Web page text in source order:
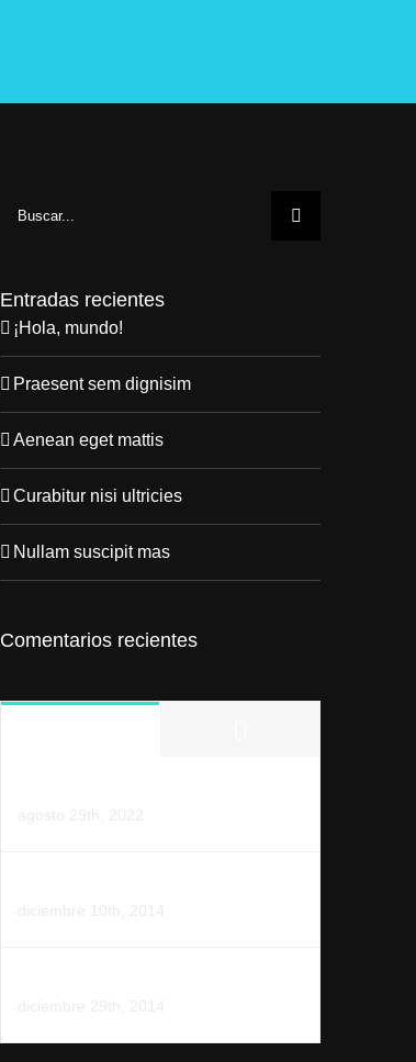
Buscar:
Entradas recientes
¡Hola, mundo!
Praesent sem dignisim
Aenean eget mattis
Curabitur nisi ultricies
Nullam suscipit mas
Comentarios recientes